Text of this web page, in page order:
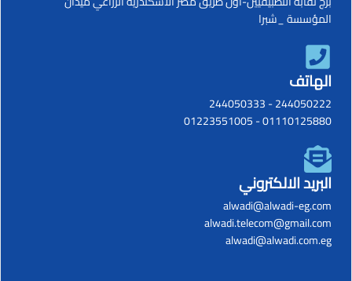
المؤسسة _شبرا
الهاتف
244050222
-
244050333
01110125880
-
01223551005
البريد الالكتروني
alwadi@alwadi-eg.com
alwadi.telecom@gmail.com
alwadi@alwadi.com.eg